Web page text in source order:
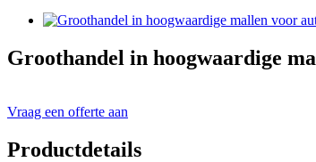
Groothandel in hoogwaardige
Vraag een offerte aan
Productdetails